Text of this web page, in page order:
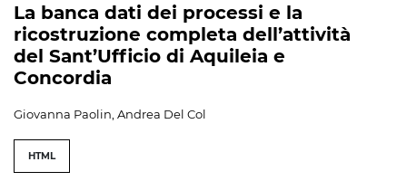
La banca dati dei processi e la
ricostruzione completa dell’attività
del Sant’Ufficio di Aquileia e
Concordia
Giovanna Paolin, Andrea Del Col
HTML